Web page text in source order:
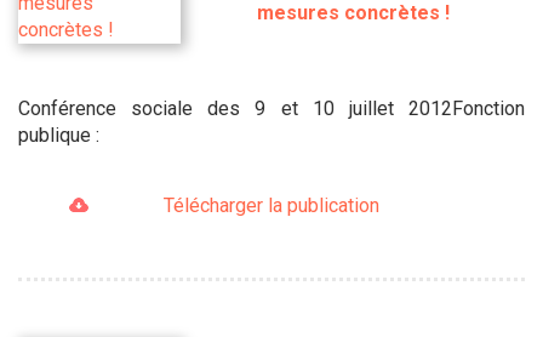
mesures concrètes !
Conférence sociale des 9 et 10 juillet 2012Fonction
publique :
Télécharger la publication